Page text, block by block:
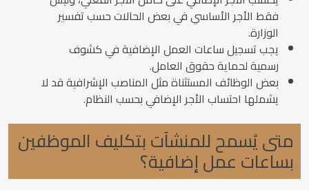
فقط الأجر الأساسي في بعض الحالات حسب تفسير
الوزارة.
يجب تسجيل ساعات العمل الإضافية في كشوف
رسمية لحماية حقوق العامل.
بعض الوظائف المستثناة مثل المناصب الإشرافية قد لا
يشملها احتساب الأجر الإضافي بحسب النظام.
متى يُسمح للمنشآت بتكليف الموظفين
بساعات عمل إضافية؟